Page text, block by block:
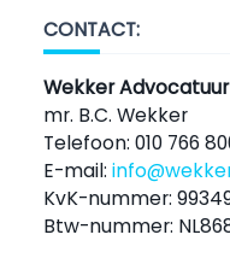
CONTACT:
Wekker Advocatuur
mr. B.C. Wekker
Telefoon: 010 766
E-mail:
KvK-nummer:
Btw-nummer: